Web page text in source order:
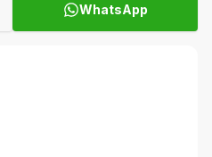
WhatsApp